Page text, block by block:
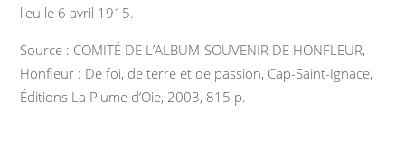
lieu le 6 avril 1915.
Source : COMITÉ DE L’ALBUM-SOUVENIR DE HONFLEUR,
Honfleur : De foi, de terre et de passion, Cap-Saint-Ignace,
Éditions La Plume d’Oie, 2003, 815 p.